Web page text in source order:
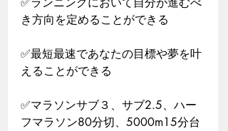
き方向を定めることができる
✅最短最速であなたの目標や夢を叶
えることができる
​✅マラソンサブ３、サブ2.5、ハー
フマラソン80分切、5000m15分台